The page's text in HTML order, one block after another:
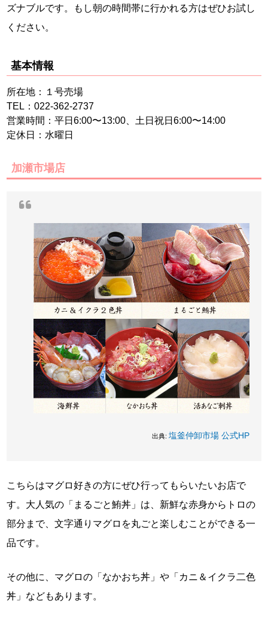
ズナブルです。もし朝の時間帯に行かれる方はぜひお試し
ください。
基本情報
所在地：１号売場
TEL：022-362-2737
営業時間：平日6:00〜13:00、土日祝日6:00〜14:00
定休日：水曜日
加瀬市場店
出典: 塩釜仲卸市場 公式HP
こちらはマグロ好きの方にぜひ行ってもらいたいお店で
す。大人気の「まるごと鮪丼」は、新鮮な赤身からトロの
部分まで、文字通りマグロを丸ごと楽しむことができる一
品です。
その他に、マグロの「なかおち丼」や「カニ＆イクラ二色
丼」などもあります。